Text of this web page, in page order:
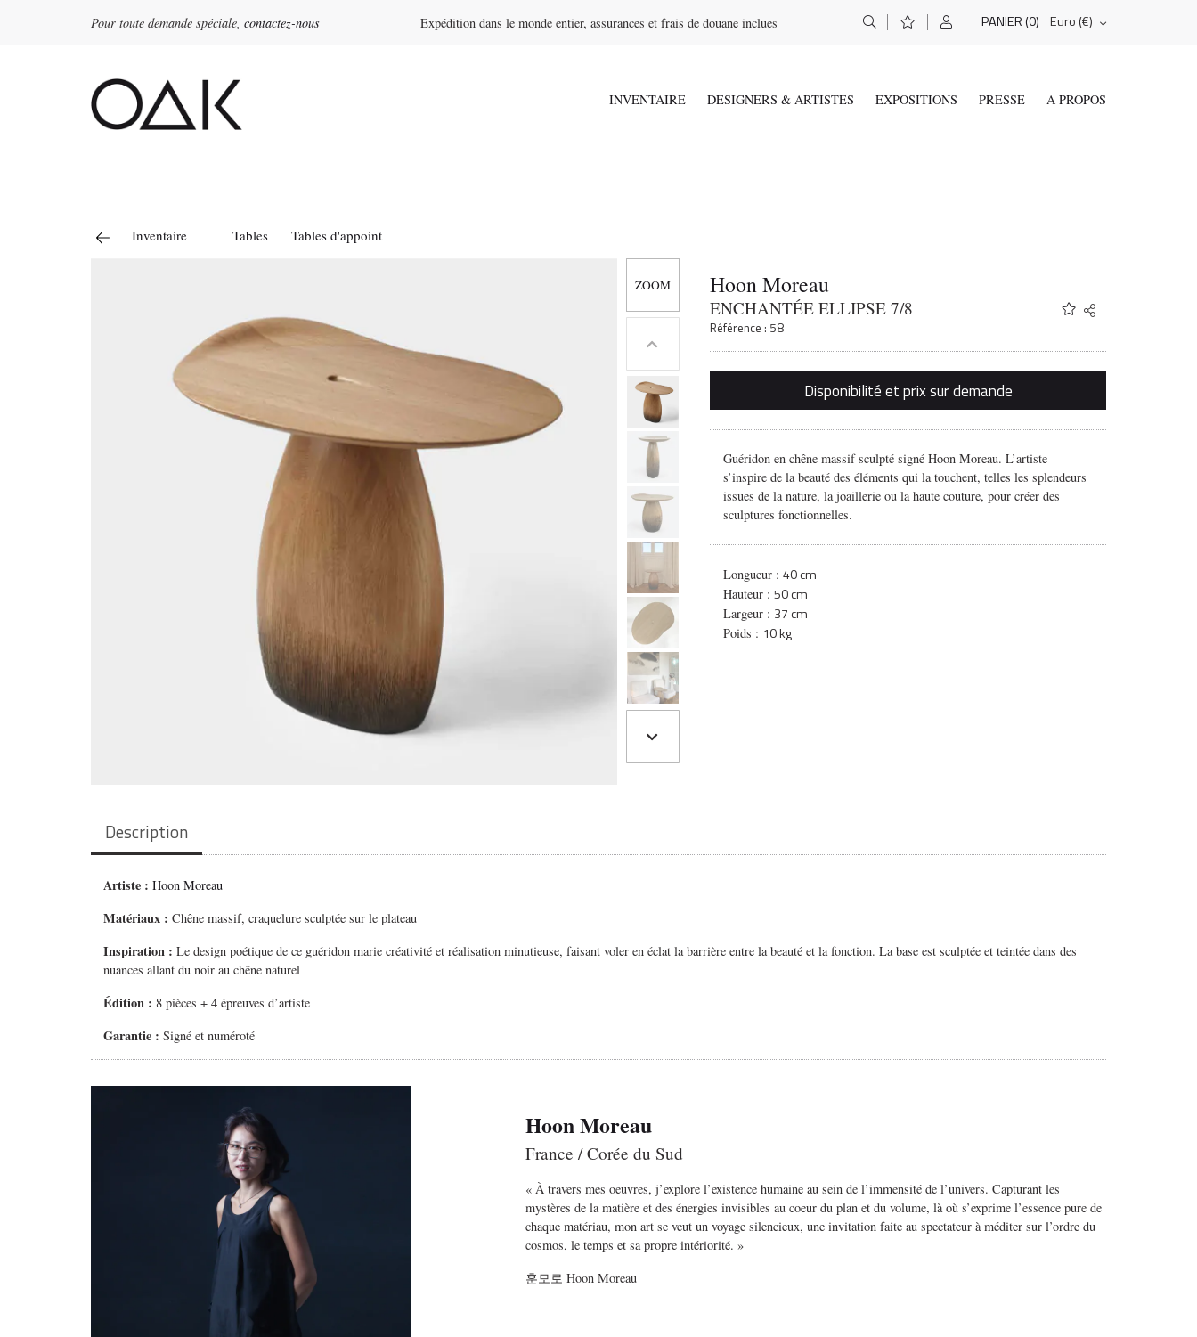
Pour toute demande spéciale, contactez-nous Expédition dans le monde entier, assurances et frais de douane inclues PANIER(0) Euro (€)
Rechercher :
INVENTAIRE DESIGNERS & ARTISTES EXPOSITIONS PRESSE A PROPOS
Inventaire Tables Tables d'appoint
Hoon Moreau
ENCHANTÉE ELLIPSE 7/8
Référence : 58
Share
Twitter
Disponibilité et prix sur demande
Guéridon en chêne massif sculpté signé Hoon Moreau. L’artiste
s’inspire de la beauté des éléments qui la touchent, telles les splendeurs
issues de la nature, la joaillerie ou la haute couture, pour créer des
sculptures fonctionnelles.
Longueur : 40 cm
Hauteur : 50 cm
Largeur : 37 cm
Poids : 10 kg
Description
Artiste :Hoon Moreau
Matériaux : Chêne massif, craquelure sculptée sur le plateau
Inspiration :Le design poétique de ce guéridon marie créativité et réalisation minutieuse, faisant voler en éclat la barrière entre la beauté et la fonction. La base est sculptée et teintée dans des
nuances allant du noir au chêne naturel
Édition :8 pièces + 4 épreuves d’artiste
Garantie : Signé et numéroté
Hoon Moreau
France / Corée du Sud
« À travers mes oeuvres, j’explore l’existence humaine au sein de l’immensité de l’univers. Capturant les
mystères de la matière et des énergies invisibles au coeur du plan et du volume, là où s’exprime l’essence pure de
chaque matériau, mon art se veut un voyage silencieux, une invitation faite au spectateur à méditer sur l’ordre du
cosmos, le temps et sa propre intériorité. »
훈모로 Hoon Moreau